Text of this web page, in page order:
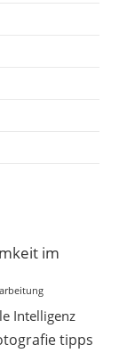
im
Intelligenz
tipps